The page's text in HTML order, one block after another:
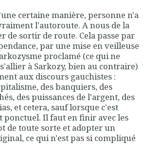
certaine manière, personne n'a
l'autoroute. A nous de la
de sortir de route. Cela passe par
par une mise en veilleuse
proclamé (ce qui ne
à Sarkozy, bien au contraire)
aux discours gauchistes :
des banquiers, des
des puissances de l'argent, des
et cetera, sauf lorsque c'est
ponctuel. Il faut en finir avec les
de toute sorte et adopter un
ce qui n'est pas si compliqué